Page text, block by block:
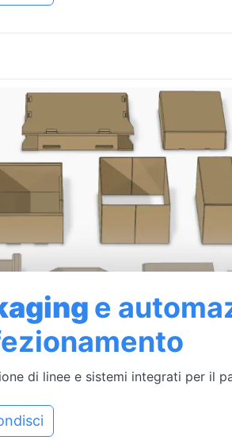
e
di linee e sistemi integrati per il